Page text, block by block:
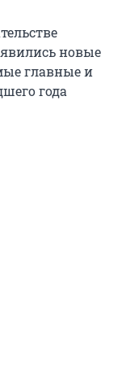
новые
главные и
года